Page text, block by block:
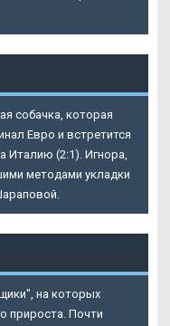
собачка, которая
Евро и встретится
Италию (2:1). Игнора,
методами укладки
на которых
прироста. Почти